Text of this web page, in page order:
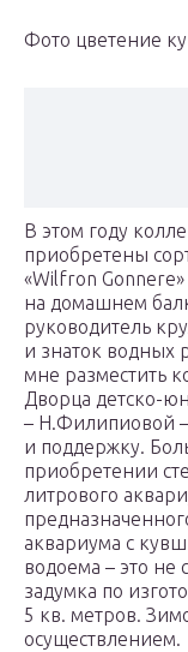
Фото цветение
В этом году
приобретены
«Wilfron
на домашнем
руководитель
и знаток водных
мне разместить
Дворца детско-
– Н.Филипиовой
и поддержку.
приобретении
литрового
аквариума с
водоема – это не
задумка по
5 кв. метров.
осуществлением.